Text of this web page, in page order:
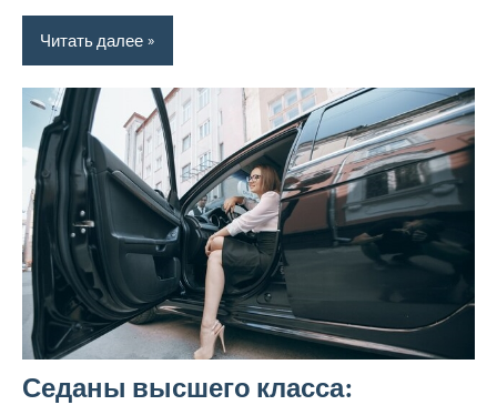
Читать далее
Седаны высшего класса: